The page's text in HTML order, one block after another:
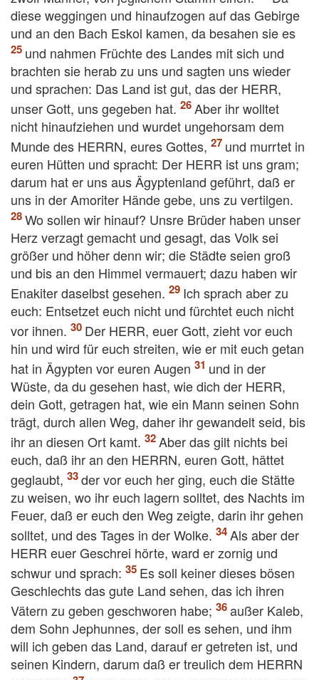
diese weggingen und hinaufzogen auf das Gebirge
und an den Bach Eskol kamen, da besahen sie es
und nahmen Früchte des Landes mit sich und
brachten sie herab zu uns und sagten uns wieder
und sprachen: Das Land ist gut, das der HERR,
unser Gott, uns gegeben hat.
Aber ihr wolltet
nicht hinaufziehen und wurdet ungehorsam dem
Munde des HERRN, eures Gottes,
und murrtet in
euren Hütten und spracht: Der HERR ist uns gram;
darum hat er uns aus Ägyptenland geführt, daß er
uns in der Amoriter Hände gebe, uns zu vertilgen.
Wo sollen wir hinauf? Unsre Brüder haben unser
Herz verzagt gemacht und gesagt, das Volk sei
größer und höher denn wir; die Städte seien groß
und bis an den Himmel vermauert; dazu haben wir
Enakiter daselbst gesehen.
Ich sprach aber zu
euch: Entsetzet euch nicht und fürchtet euch nicht
vor ihnen.
Der HERR, euer Gott, zieht vor euch
hin und wird für euch streiten, wie er mit euch getan
hat in Ägypten vor euren Augen
und in der
Wüste, da du gesehen hast, wie dich der HERR,
dein Gott, getragen hat, wie ein Mann seinen Sohn
trägt, durch allen Weg, daher ihr gewandelt seid, bis
ihr an diesen Ort kamt.
Aber das gilt nichts bei
euch, daß ihr an den HERRN, euren Gott, hättet
geglaubt,
der vor euch her ging, euch die Stätte
zu weisen, wo ihr euch lagern solltet, des Nachts im
Feuer, daß er euch den Weg zeigte, darin ihr gehen
solltet, und des Tages in der Wolke.
Als aber der
HERR euer Geschrei hörte, ward er zornig und
schwur und sprach:
Es soll keiner dieses bösen
Geschlechts das gute Land sehen, das ich ihren
Vätern zu geben geschworen habe;
außer Kaleb,
dem Sohn Jephunnes, der soll es sehen, und ihm
will ich geben das Land, darauf er getreten ist, und
seinen Kindern, darum daß er treulich dem HERRN